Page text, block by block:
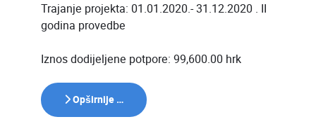
Trajanje projekta: 01.01.2020.- 31.12.2020 . II
godina provedbe
Iznos dodijeljene potpore: 99,600.00 hrk
Opširnije …